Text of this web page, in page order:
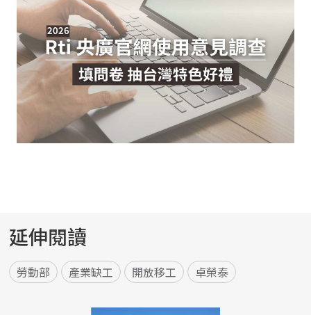
延伸閱讀
勞動部 產業缺工 開放移工 卓榮泰